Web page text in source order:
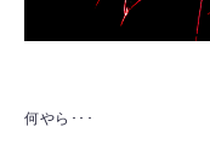
何やら･･･